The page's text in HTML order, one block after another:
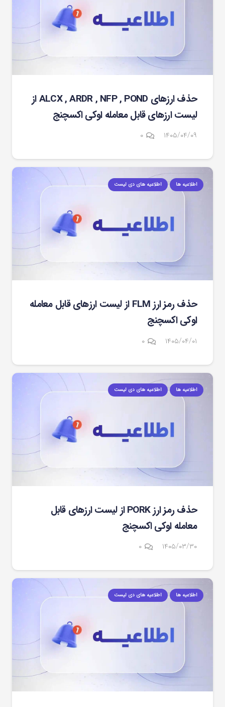
حذف ارزهای ALCX , ARDR , NFP , POND از
لیست ارزهای قابل معامله اوکی اکسچنج
۱۴۰۵/۰۴/۰۹ ۰
اطلاعیه ها اطلاعیه های دی لیست
حذف رمز ارز FLM از لیست ارزهای قابل معامله
اوکی اکسچنج
۱۴۰۵/۰۴/۰۱ ۰
اطلاعیه ها اطلاعیه های دی لیست
حذف رمز ارز PORK از لیست ارزهای قابل
معامله اوکی اکسچنج
۱۴۰۵/۰۳/۳۰ ۰
اطلاعیه ها اطلاعیه های دی لیست